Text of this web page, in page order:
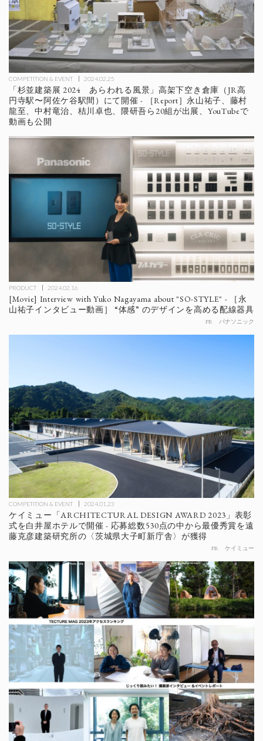
COMPETITION & EVENT 2024.02.25
「杉並建築展 2024 あらわれる風景」高架下空き倉庫（JR高
円寺駅〜阿佐ケ谷駅間）にて開催 - ［Report］永山祐子、藤村
龍至、中村竜治、桔川卓也、隈研吾ら20組が出展、YouTubeで
動画も公開
PRODUCT 2024.02.16
[Movie] Interview with Yuko Nagayama about "SO-STYLE" - ［永
山祐子インタビュー動画］ “体感” のデザインを高める配線器具
PR パナソニック
COMPETITION & EVENT 2024.01.23
ケイミュー「ARCHITECTURAL DESIGN AWARD 2023」表彰
式を白井屋ホテルで開催 - 応募総数530点の中から最優秀賞を遠
藤克彦建築研究所の〈茨城県大子町新庁舎〉が獲得
PR ケイミュー